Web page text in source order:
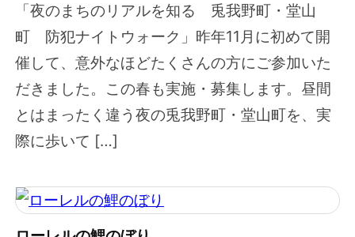
「夜のまちのリアルを知る 兎我野町・堂山
町 防犯ナイトウォーク」昨年11月に初めて開
催して、意外なほどたくさんの方にご参加いた
だきました。この春も実施・募集します。昼間
とはまったく違う夜の兎我野町・堂山町を、実
際に歩いて […]